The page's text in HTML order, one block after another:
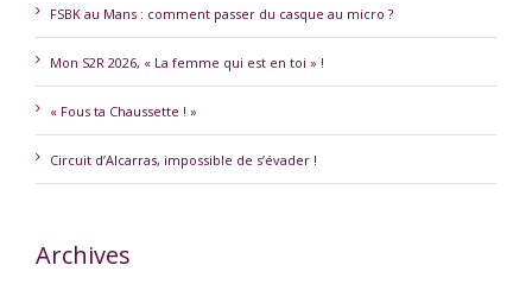
FSBK au Mans : comment passer du casque au micro ?
Mon S2R 2026, « La femme qui est en toi » !
« Fous ta Chaussette ! »
Circuit d’Alcarras, impossible de s’évader !
Archives